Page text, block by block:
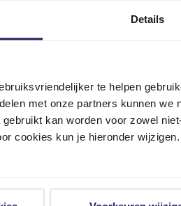
Details
te helpen
met onze partners kunnen
kan worden voor zowel
cookies kun je hieronder